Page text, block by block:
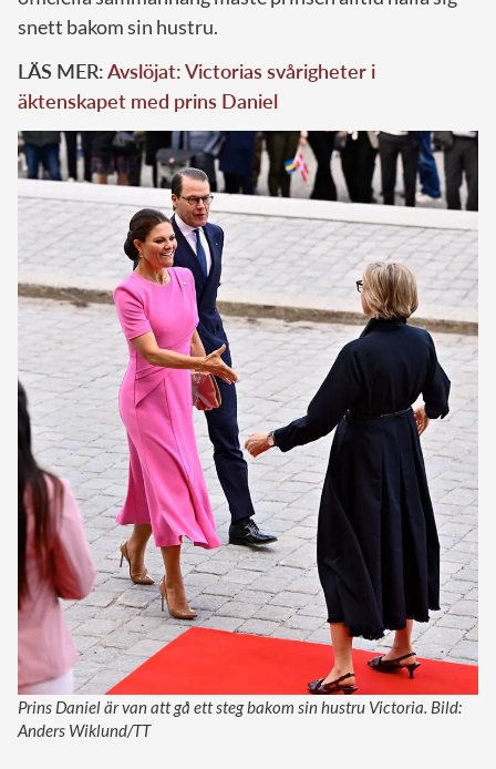
snett bakom sin hustru.
LÄS MER:Avslöjat: Victorias svårigheter i
äktenskapet med prins Daniel
Prins Daniel är van att gå ett steg bakom sin hustru Victoria. Bild:
Anders Wiklund/TT